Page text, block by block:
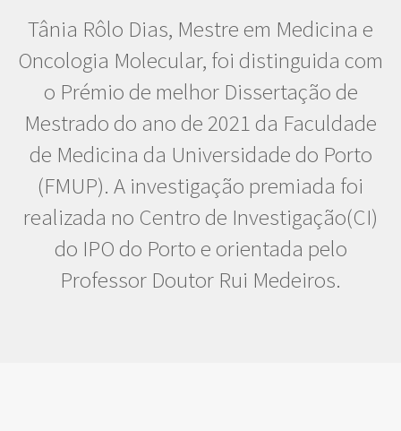
Tânia Rôlo Dias, Mestre em Medicina e
Oncologia Molecular, foi distinguida com
o Prémio de melhor Dissertação de
Mestrado do ano de 2021 da Faculdade
de Medicina da Universidade do Porto
(FMUP). A investigação premiada foi
realizada no Centro de Investigação(CI)
do IPO do Porto e orientada pelo
Professor Doutor Rui Medeiros.